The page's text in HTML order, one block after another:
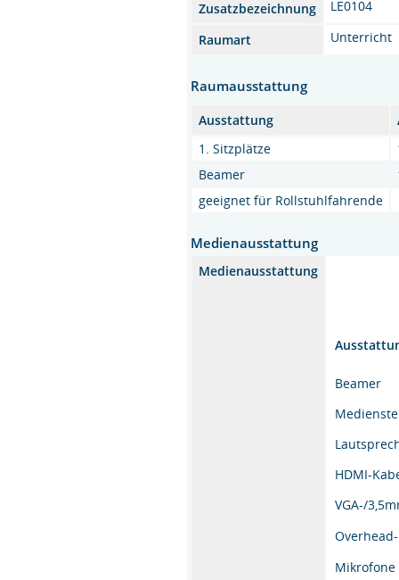
Zusatzbezeichnung
LE0104
Raumart
Unterricht
Raumausstattung
Ausstattung
1. Sitzplätze
Beamer
geeignet für Rollstuhlfahrende
Medienausstattung
Medienausstattung
Beamer
HDMI-
VGA-/
Mikrofone